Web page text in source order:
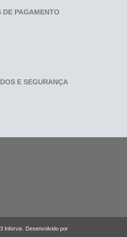
DE PAGAMENTO
E SEGURANÇA
Inforvix. Desenvolvido por